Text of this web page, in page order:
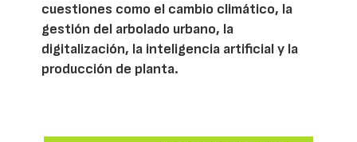
cuestiones como el cambio climático, la
gestión del arbolado urbano, la
digitalización, la inteligencia artificial y la
producción de planta.